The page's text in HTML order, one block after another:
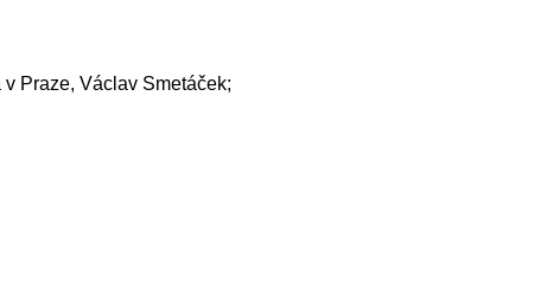
Praze, Václav Smetáček;